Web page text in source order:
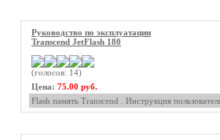
Руководство по эксплуатации
Transcend JetFlash 180
(голосов: 14)
Цена: 75.00 руб.
Flash память Transcend . Инструкция